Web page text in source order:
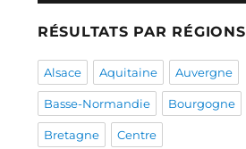
RÉSULTATS PAR RÉGIONS
Alsace Aquitaine Auvergne
Basse-Normandie Bourgogne
Bretagne Centre